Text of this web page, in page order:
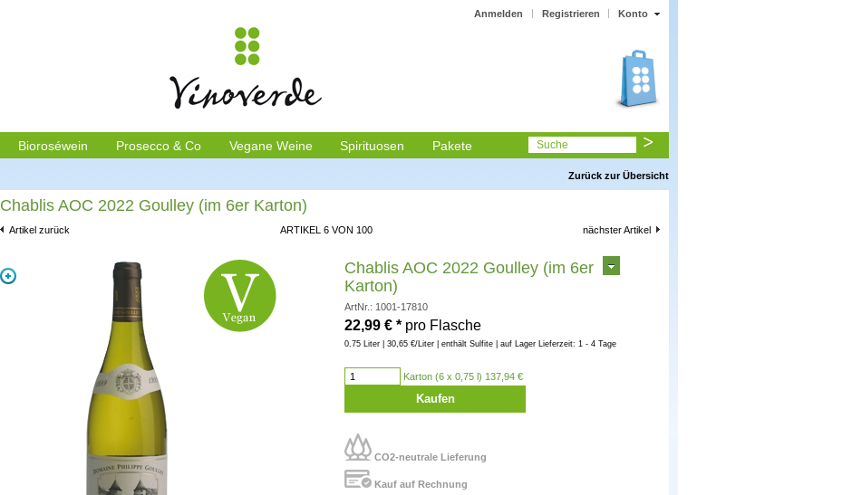
Konto
Anmelden Registrieren
Bioroséwein Prosecco & Co Vegane Weine Spirituosen Pakete Suche
Zurück zur Übersicht
Chablis AOC 2022 Goulley (im 6er Karton)
Artikel zurück ARTIKEL 6 VON 100 nächster Artikel
Chablis AOC 2022 Goulley (im 6er
Karton)
ArtNr.: 1001-17810
22,99 € * pro Flasche
0.75 Liter | 30,65 €/Liter | enthält Sulfite | auf Lager Lieferzeit: 1 - 4 Tage
Karton (6 x 0,75 l) 137,94 €
Kaufen
CO2-neutrale Lieferung
Kauf auf Rechnung